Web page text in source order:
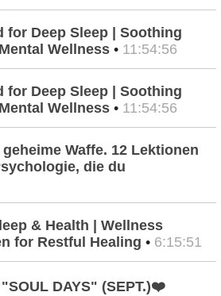
for Deep Sleep | Soothing
Wellness • 11:54:56
for Deep Sleep | Soothing
Wellness • 11:54:56
Waffe. 12 Lektionen
die du
& Health | Wellness
for Restful Healing • 6:15:51
DAYS" (SEPT.)❤️